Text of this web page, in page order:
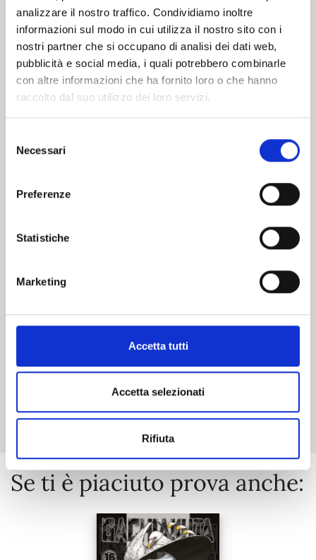
analizzare il nostro traffico. Condividiamo inoltre
informazioni sul modo in cui utilizza il nostro sito con i
nostri partner che si occupano di analisi dei dati web,
pubblicità e social media, i quali potrebbero combinarle
con altre informazioni che ha fornito loro o che hanno
raccolto dal suo utilizzo dei loro servizi.
delNecessari
Preferenze
Statistiche
Marketing
Accetta tutti
Accetta selezionati
Rifiuta
€ 5,90
Mostra tutto
Se ti è piaciuto prova anche: